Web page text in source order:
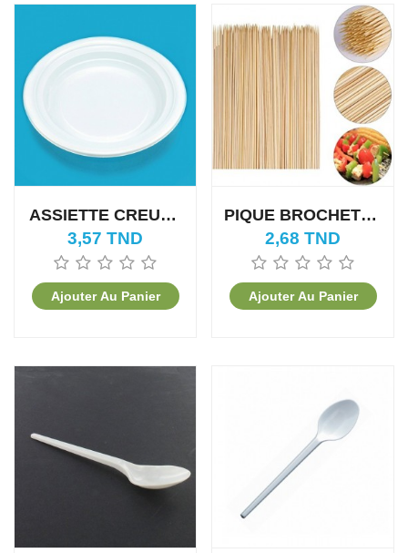
ASSIETTE CREUSE
PLASTIQUE (20PCS)
3,57 TND
Ajouter Au Panier
PIQUE BROCHETTE
EN BOIS
2,68 TND
Ajouter Au Panier